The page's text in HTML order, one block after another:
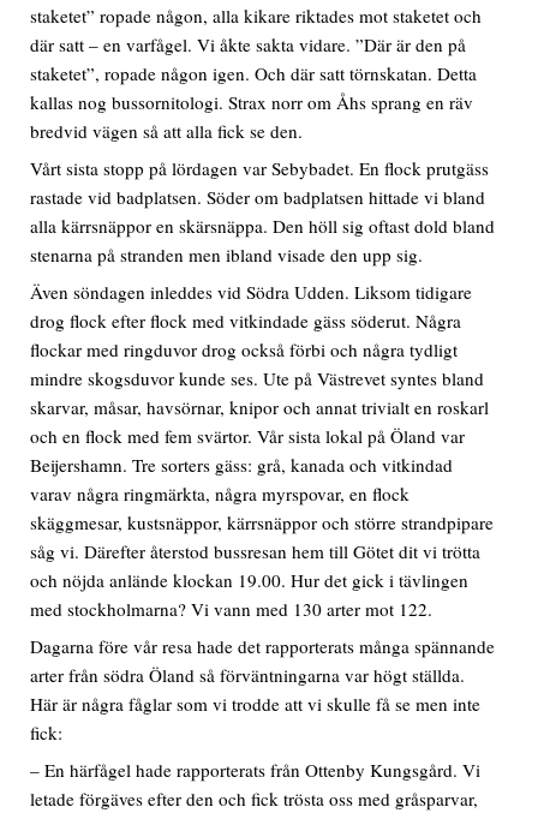
staketet” ropade någon, alla kikare riktades mot staketet och
där satt – en varfågel. Vi åkte sakta vidare. ”Där är den på
staketet”, ropade någon igen. Och där satt törnskatan. Detta
kallas nog bussornitologi. Strax norr om Åhs sprang en räv
bredvid vägen så att alla fick se den.
Vårt sista stopp på lördagen var Sebybadet. En flock prutgäss
rastade vid badplatsen. Söder om badplatsen hittade vi bland
alla kärrsnäppor en skärsnäppa. Den höll sig oftast dold bland
stenarna på stranden men ibland visade den upp sig.
Även söndagen inleddes vid Södra Udden. Liksom tidigare
drog flock efter flock med vitkindade gäss söderut. Några
flockar med ringduvor drog också förbi och några tydligt
mindre skogsduvor kunde ses. Ute på Västrevet syntes bland
skarvar, måsar, havsörnar, knipor och annat trivialt en roskarl
och en flock med fem svärtor. Vår sista lokal på Öland var
Beijershamn. Tre sorters gäss: grå, kanada och vitkindad
varav några ringmärkta, några myrspovar, en flock
skäggmesar, kustsnäppor, kärrsnäppor och större strandpipare
såg vi. Därefter återstod bussresan hem till Götet dit vi trötta
och nöjda anlände klockan 19.00. Hur det gick i tävlingen
med stockholmarna? Vi vann med 130 arter mot 122.
Dagarna före vår resa hade det rapporterats många spännande
arter från södra Öland så förväntningarna var högt ställda.
Här är några fåglar som vi trodde att vi skulle få se men inte
fick:
– En härfågel hade rapporterats från Ottenby Kungsgård. Vi
letade förgäves efter den och fick trösta oss med gråsparvar,